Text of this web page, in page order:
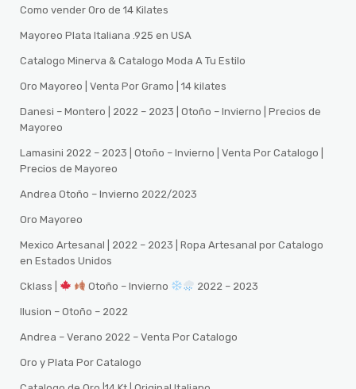
Como vender Oro de 14 Kilates
Mayoreo Plata Italiana .925 en USA
Catalogo Minerva & Catalogo Moda A Tu Estilo
Oro Mayoreo | Venta Por Gramo | 14 kilates
Danesi – Montero | 2022 – 2023 | Otoño – Invierno | Precios de
Mayoreo
Lamasini 2022 – 2023 | Otoño – Invierno | Venta Por Catalogo |
Precios de Mayoreo
Andrea Otoño – Invierno 2022/2023
Oro Mayoreo
Mexico Artesanal | 2022 – 2023 | Ropa Artesanal por Catalogo
en Estados Unidos
Cklass | Otoño – Invierno 2022 – 2023
Ilusion – Otoño – 2022
Andrea – Verano 2022 – Venta Por Catalogo
Oro y Plata Por Catalogo